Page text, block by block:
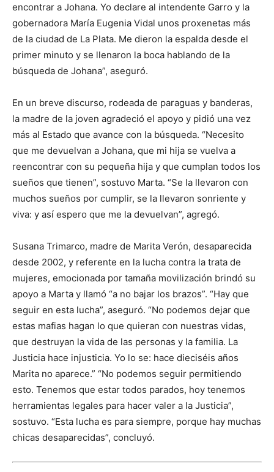
encontrar a Johana. Yo declare al intendente Garro y la
gobernadora María Eugenia Vidal unos proxenetas más
de la ciudad de La Plata. Me dieron la espalda desde el
primer minuto y se llenaron la boca hablando de la
búsqueda de Johana”, aseguró.
En un breve discurso, rodeada de paraguas y banderas,
la madre de la joven agradeció el apoyo y pidió una vez
más al Estado que avance con la búsqueda. “Necesito
que me devuelvan a Johana, que mi hija se vuelva a
reencontrar con su pequeña hija y que cumplan todos los
sueños que tienen”, sostuvo Marta. “Se la llevaron con
muchos sueños por cumplir, se la llevaron sonriente y
viva: y así espero que me la devuelvan”, agregó.
Susana Trimarco, madre de Marita Verón, desaparecida
desde 2002, y referente en la lucha contra la trata de
mujeres, emocionada por tamaña movilización brindó su
apoyo a Marta y llamó “a no bajar los brazos”. “Hay que
seguir en esta lucha”, aseguró. “No podemos dejar que
estas mafias hagan lo que quieran con nuestras vidas,
que destruyan la vida de las personas y la familia. La
Justicia hace injusticia. Yo lo se: hace dieciséis años
Marita no aparece.” “No podemos seguir permitiendo
esto. Tenemos que estar todos parados, hoy tenemos
herramientas legales para hacer valer a la Justicia”,
sostuvo. “Esta lucha es para siempre, porque hay muchas
chicas desaparecidas”, concluyó.